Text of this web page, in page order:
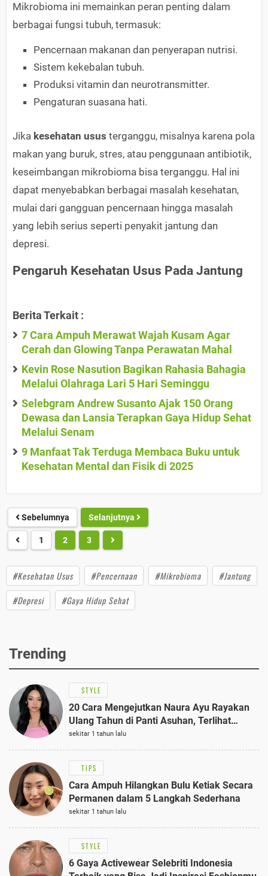
Mikrobioma ini memainkan peran penting dalam
berbagai fungsi tubuh, termasuk:
Pencernaan makanan dan penyerapan nutrisi.
Sistem kekebalan tubuh.
Produksi vitamin dan neurotransmitter.
Pengaturan suasana hati.
Jika kesehatan usus terganggu, misalnya karena pola
makan yang buruk, stres, atau penggunaan antibiotik,
keseimbangan mikrobioma bisa terganggu. Hal ini
dapat menyebabkan berbagai masalah kesehatan,
mulai dari gangguan pencernaan hingga masalah
yang lebih serius seperti penyakit jantung dan
depresi.
Pengaruh Kesehatan Usus Pada Jantung
Berita Terkait :
7 Cara Ampuh Merawat Wajah Kusam Agar
Cerah dan Glowing Tanpa Perawatan Mahal
Kevin Rose Nasution Bagikan Rahasia Bahagia
Melalui Olahraga Lari 5 Hari Seminggu
Selebgram Andrew Susanto Ajak 150 Orang
Dewasa dan Lansia Terapkan Gaya Hidup Sehat
Melalui Senam
9 Manfaat Tak Terduga Membaca Buku untuk
Kesehatan Mental dan Fisik di 2025
Sebelumnya Selanjutnya
1 2 3
#Kesehatan Usus #Pencernaan #Mikrobioma
#Jantung
#Depresi
#Gaya Hidup Sehat
Trending
STYLE
20 Cara Mengejutkan Naura Ayu Rayakan
Ulang Tahun di Panti Asuhan, Terlihat
Anggun dengan Kaftan Cokelat
sekitar 1 tahun lalu
TIPS
Cara Ampuh Hilangkan Bulu Ketiak Secara
Permanen dalam 5 Langkah Sederhana
sekitar 1 tahun lalu
STYLE
6 Gaya Activewear Selebriti Indonesia